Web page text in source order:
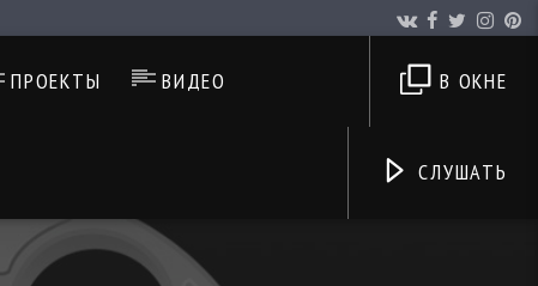
ПРОЕКТЫ ВИДЕО В ОКНЕ
СЛУШАТЬ